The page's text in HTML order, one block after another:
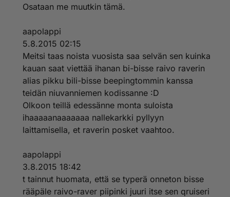
Osataan me muutkin tämä.
aapolappi
5.8.2015 02:15
Meitsi taas noista vuosista saa selvän sen kuinka
kauan saat viettää ihanan bi-bisse raivo raverin
alias pikku bili-bisse beepingtommin kanssa
teidän niuvanniemen kodissanne :D
Olkoon teillä edessänne monta suloista
ihaaaaanaaaaaaa nallekarkki pyllyyn
laittamisella, et raverin posket vaahtoo.
aapolappi
3.8.2015 18:42
t tainnut huomata, että se typerä onneton bisse
rääpäle raivo-raver piipinki juuri itse sen qruiseri